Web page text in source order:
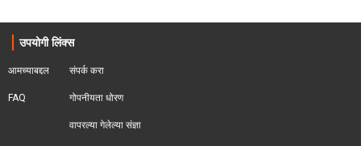
उपयोगी लिंक्स
आमच्याबद्दल
FAQ
संपर्क करा
गोपनीयता धोरण
वापरल्या गेलेल्या संज्ञा